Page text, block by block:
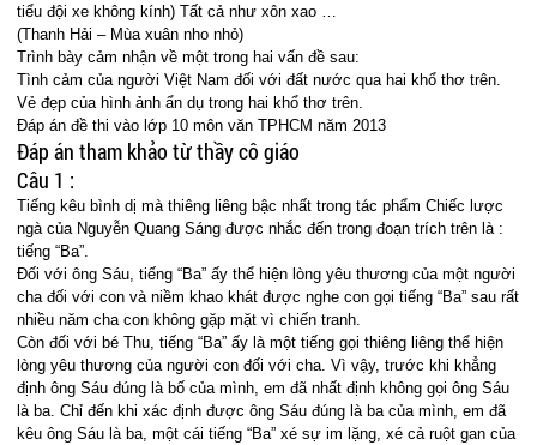
tiểu đội xe không kính) Tất cả như xôn xao …
(Thanh Hải – Mùa xuân nho nhỏ)
Trình bày cảm nhận về một trong hai vấn đề sau:
Tình cảm của người Việt Nam đối với đất nước qua hai khổ thơ trên.
Vẻ đẹp của hình ảnh ẩn dụ trong hai khổ thơ trên.
Đáp án đề thi vào lớp 10 môn văn TPHCM năm 2013
Đáp án tham khảo từ thầy cô giáo
Câu 1 :
Tiếng kêu bình dị mà thiêng liêng bậc nhất trong tác phẩm Chiếc lược
ngà của Nguyễn Quang Sáng được nhắc đến trong đoạn trích trên là :
tiếng “Ba”.
Đối với ông Sáu, tiếng “Ba” ấy thể hiện lòng yêu thương của một người
cha đối với con và niềm khao khát được nghe con gọi tiếng “Ba” sau rất
nhiều năm cha con không gặp mặt vì chiến tranh.
Còn đối với bé Thu, tiếng “Ba” ấy là một tiếng gọi thiêng liêng thể hiện
lòng yêu thương của người con đối với cha. Vì vậy, trước khi khẳng
định ông Sáu đúng là bố của mình, em đã nhất định không gọi ông Sáu
là ba. Chỉ đến khi xác định được ông Sáu đúng là ba của mình, em đã
kêu ông Sáu là ba, một cái tiếng “Ba” xé sự im lặng, xé cả ruột gan của